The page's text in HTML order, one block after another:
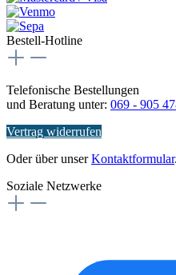
Bestell-Hotline
Telefonische Bestellungen
und Beratung unter: 069 - 905
Vertrag widerrufen
Oder über unserKontaktformular.
Soziale Netzwerke